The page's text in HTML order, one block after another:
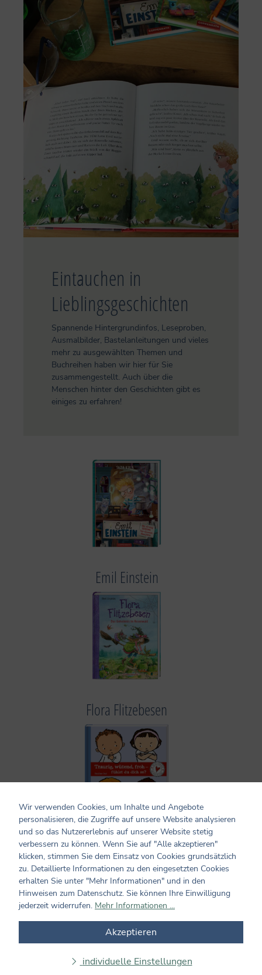
Eintauchen in
Lieblingsgeschichten
Spannende Hintergrundinfos, Leseproben,
Ausmalbilder, Bastelanleitungen und vieles
mehr zu ausgewählten Themen und
Buchreihen haben wir hier für Sie
zusammengestellt. Auch über die
Menschen hinter den Geschichten gibt es
einiges zu erfahren!
Emil Einstein
Flora Flitzebesen
Ich bin schon groß
Wir verwenden Cookies, um Inhalte und Angebote
personalisieren, die Zugriffe auf unsere Website analysieren
und so das Nutzererlebnis auf unserer Website stetig
verbessern zu können. Wenn Sie auf "Alle akzeptieren"
klicken, stimmen Sie dem Einsatz von Cookies grundsätzlich
zu. Detaillierte Informationen zu den eingesetzten Cookies
erhalten Sie unter "Mehr Informationen" und in den
Hinweisen zum Datenschutz. Sie können Ihre Einwilligung
jederzeit widerrufen. Mehr Informationen ...
Akzeptieren
individuelle Einstellungen